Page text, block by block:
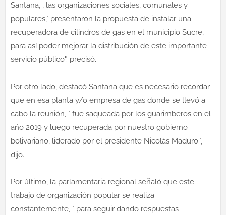
Santana, , las organizaciones sociales, comunales y
populares," presentaron la propuesta de instalar una
recuperadora de cilindros de gas en el municipio Sucre,
para así poder mejorar la distribución de este importante
servicio público". precisó.
Por otro lado, destacó Santana que es necesario recordar
que en esa planta y/o empresa de gas donde se llevó a
cabo la reunión, " fue saqueada por los guarimberos en el
año 2019 y luego recuperada por nuestro gobierno
bolivariano, liderado por el presidente Nicolás Maduro.",
dijo.
Por último, la parlamentaria regional señaló que este
trabajo de organización popular se realiza
constantemente, " para seguir dando respuestas